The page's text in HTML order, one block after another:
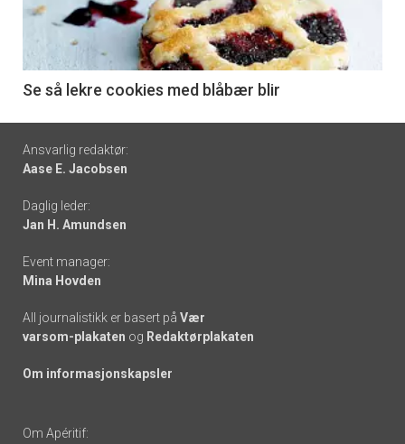
nå
6
Se så lekre cookies med blåbær blir
Footer
-
links
Ansvarlig redaktør:
Aase E. Jacobsen
Daglig leder:
Jan H. Amundsen
Event manager:
Mina Hovden
All journalistikk er basert på Vær
varsom-plakaten og Redaktørplakaten
Om informasjonskapsler
Om Apéritif: